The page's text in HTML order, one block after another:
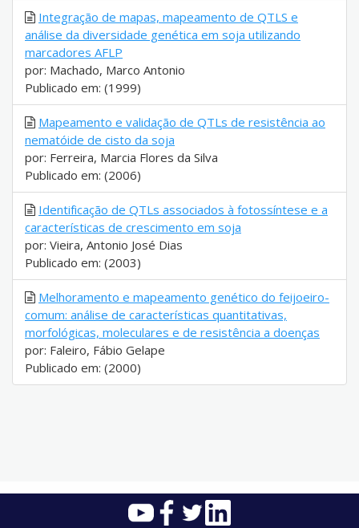
Integração de mapas, mapeamento de QTLS e
análise da diversidade genética em soja utilizando
marcadores AFLP
por: Machado, Marco Antonio
Publicado em: (1999)
Mapeamento e validação de QTLs de resistência ao
nematóide de cisto da soja
por: Ferreira, Marcia Flores da Silva
Publicado em: (2006)
Identificação de QTLs associados à fotossíntese e a
características de crescimento em soja
por: Vieira, Antonio José Dias
Publicado em: (2003)
Melhoramento e mapeamento genético do feijoeiro-
comum: análise de características quantitativas,
morfológicas, moleculares e de resistência a doenças
por: Faleiro, Fábio Gelape
Publicado em: (2000)